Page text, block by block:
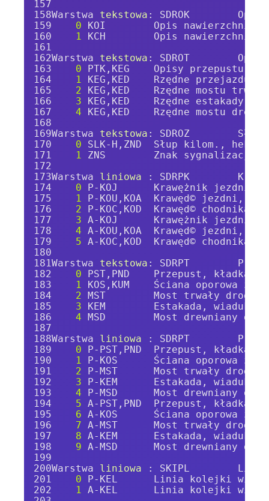
Warstwa tekstowa : SDROK
0 KOI        Opis nawierzchni
1 KCH        Opis nawierzchni
Warstwa tekstowa : SDROT
0 PTK,KEG    Opisy przepustu,
1 KEG,KED    Rzędne przejazdu
2 KEG,KED    Rzędne mostu
3 KEG,KED    Rzędne estakady,
4 KEG,KED    Rzędne mostu
Warstwa tekstowa : SDROZ
0 SLK-H,ZND  Słup kilom.,
1 ZNS        Znak sygnalizacji
Warstwa liniowa
: SDRPK
0 P-KOJ      Krawężnik jezdni
1 P-KOU,KOA  Krawęd© jezdni,
2 P-KOC,KOD  Krawęd©
3 A-KOJ      Krawężnik jezdni
4 A-KOU,KOA  Krawęd© jezdni,
5 A-KOC,KOD  Krawęd©
Warstwa tekstowa : SDRPT
0 PST,PND    Przepust, kładka
1 KOS,KUM    Ściana oporowa
2 MST        Most trwały
3 KEM        Estakada, wiadukt
4 MSD        Most drewniany
Warstwa liniowa
: SDRPT
0 P-PST,PND  Przepust, kładka
1 P-KOS      Ściana oporowa
2 P-MST      Most trwały drogowy
3 P-KEM      Estakada, wiadukt
4 P-MSD      Most drewniany
5 A-PST,PND  Przepust, kładka
6 A-KOS      Ściana oporowa
7 A-MST      Most trwały drogowy
8 A-KEM      Estakada, wiadukt
9 A-MSD      Most drewniany
Warstwa liniowa
: SKIPL
0 P-KEL      Linia kolejki
1 A-KEL      Linia kolejki